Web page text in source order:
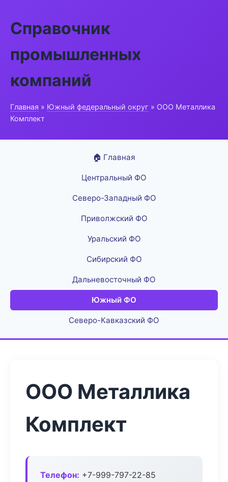
Справочник
промышленных
компаний
Главная » Южный федеральный округ » ООО Металлика
Комплект
🏠 Главная
Центральный ФО
Северо-Западный ФО
Приволжский ФО
Уральский ФО
Сибирский ФО
Дальневосточный ФО
Южный ФО
Северо-Кавказский ФО
ООО Металлика
Комплект
Телефон: +7-999-797-22-85